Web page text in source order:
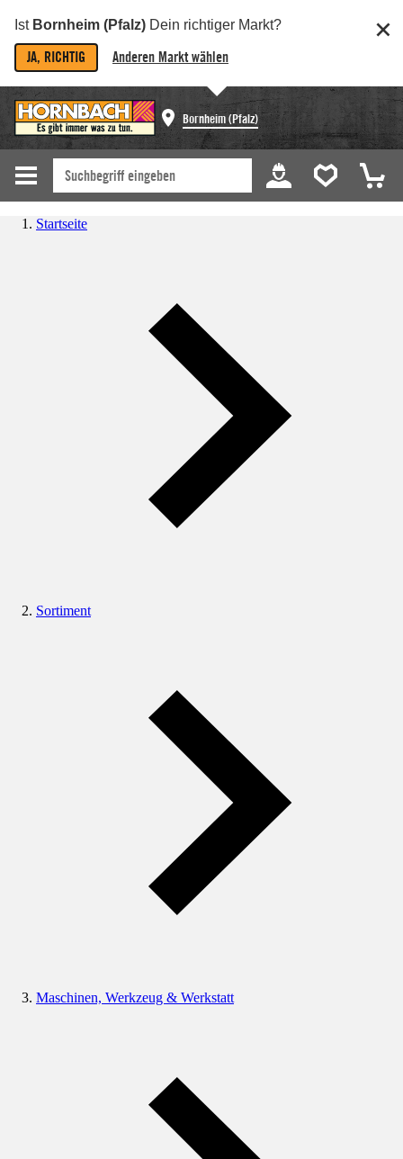
Ist Bornheim (Pfalz) Dein richtiger Markt?
JA, RICHTIG Anderen Markt wählen
Bornheim (Pfalz)
Startseite
Sortiment
Maschinen, Werkzeug & Werkstatt